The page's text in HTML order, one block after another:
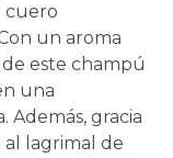
cuero
un aroma
este champú
una
Además, gracia
lagrimal de